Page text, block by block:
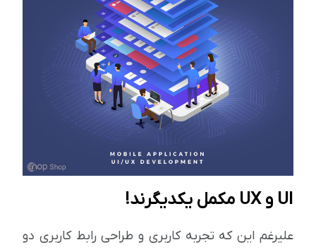
علیرغم این که تجربه کاربری و طراحی رابط کاربری دو